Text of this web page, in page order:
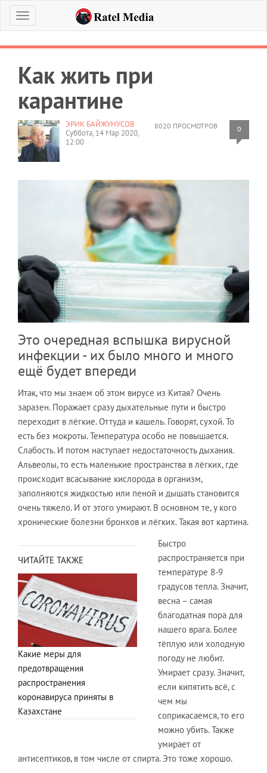
Меню
Как жить при
карантине
8020 ПРОСМОТРОВ 0
ЭРИК БАЙЖУНУСОВ
Суббота, 14 Мар 2020,
12:00
Это очередная вспышка вирусной
инфекции - их было много и много
ещё будет впереди
Итак, что мы знаем об этом вирусе из Китая? Очень
заразен. Поражает сразу дыхательные пути и быстро
переходит в лёгкие. Оттуда и кашель. Говорят, сухой. То
есть без мокроты. Температура особо не повышается.
Слабость. И потом наступает недостаточность дыхания.
Альвеолы, то есть маленькие пространства в лёгких, где
происходит всасывание кислорода в организм,
заполняются жидкостью или пеной и дышать становится
очень тяжело. И от этого умирают. В основном те, у кого
хронические болезни бронхов и лёгких. Такая вот картина.
ЧИТАЙТЕ ТАКЖЕ
Какие меры для
предотвращения
распространения
коронавируса приняты в
Казахстане
​Быстро
распространяется при
температуре 8-9
градусов тепла. Значит,
весна – самая
благодатная пора для
нашего врага. Более
тёплую или холодную
погоду не любит.
Умирает сразу. Значит,
если кипятить всё, с
чем мы
соприкасаемся, то его
можно убить. Также
умирает от
антисептиков, в том числе от спирта. Это тоже хорошо.